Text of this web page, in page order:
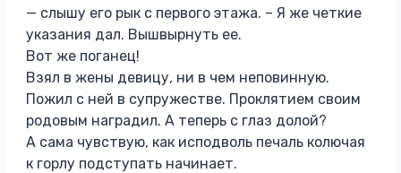
— слышу его рык с первого этажа. – Я же четкие
указания дал. Вышвырнуть ее.
Вот же поганец!
Взял в жены девицу, ни в чем неповинную.
Пожил с ней в супружестве. Проклятием своим
родовым наградил. А теперь с глаз долой?
А сама чувствую, как исподволь печаль колючая
к горлу подступать начинает.